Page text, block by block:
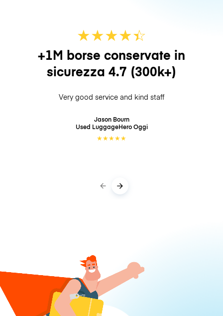
★★★★☆
★
+1M borse conservate in
sicurezza 4.7 (300k+)
Very good service and kind staff
Jason Bourn
Used LuggageHeroOggi
★★★★★